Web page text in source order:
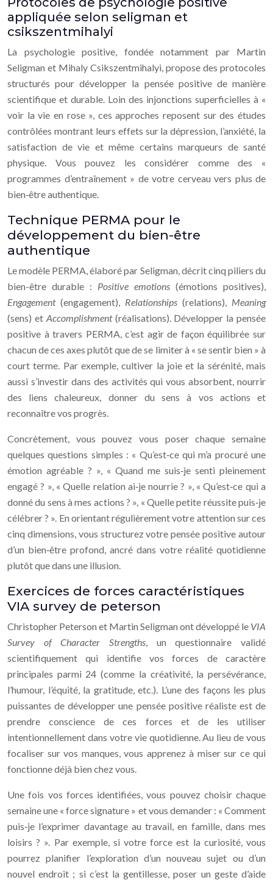
appliquée selon seligman et
csikszentmihalyi
La psychologie positive, fondée notamment par Martin
Seligman et Mihaly Csikszentmihalyi, propose des protocoles
structurés pour développer la pensée positive de manière
scientifique et durable. Loin des injonctions superficielles à «
voir la vie en rose », ces approches reposent sur des études
contrôlées montrant leurs effets sur la dépression, l’anxiété, la
satisfaction de vie et même certains marqueurs de santé
physique. Vous pouvez les considérer comme des «
programmes d’entraînement » de votre cerveau vers plus de
bien‑être authentique.
Technique PERMA pour le
développement du bien-être
authentique
Le modèle PERMA, élaboré par Seligman, décrit cinq piliers du
bien-être durable : Positive emotions (émotions positives),
Engagement(engagement), Relationships (relations), Meaning
(sens) et Accomplishment(réalisations). Développer la pensée
positive à travers PERMA, c’est agir de façon équilibrée sur
chacun de ces axes plutôt que de se limiter à « se sentir bien » à
court terme. Par exemple, cultiver la joie et la sérénité, mais
aussi s’investir dans des activités qui vous absorbent, nourrir
des liens chaleureux, donner du sens à vos actions et
reconnaître vos progrès.
Concrètement, vous pouvez vous poser chaque semaine
quelques questions simples : « Qu’est‑ce qui m’a procuré une
émotion agréable ? », « Quand me suis‑je senti pleinement
engagé ? », « Quelle relation ai‑je nourrie ? », « Qu’est‑ce qui a
donné du sens à mes actions ? », « Quelle petite réussite puis‑je
célébrer ? ». En orientant régulièrement votre attention sur ces
cinq dimensions, vous structurez votre pensée positive autour
d’un bien‑être profond, ancré dans votre réalité quotidienne
plutôt que dans une illusion.
Exercices de forces caractéristiques
VIA survey de peterson
Christopher Peterson et Martin Seligman ont développé le VIA
Survey of Character Strengths, un questionnaire validé
scientifiquement qui identifie vos forces de caractère
principales parmi 24 (comme la créativité, la persévérance,
l’humour, l’équité, la gratitude, etc.). L’une des façons les plus
puissantes de développer une pensée positive réaliste est de
prendre conscience de ces forces et de les utiliser
intentionnellement dans votre vie quotidienne. Au lieu de vous
focaliser sur vos manques, vous apprenez à miser sur ce qui
fonctionne déjà bien chez vous.
Une fois vos forces identifiées, vous pouvez choisir chaque
semaine une « force signature » et vous demander : « Comment
puis‑je l’exprimer davantage au travail, en famille, dans mes
loisirs ? ». Par exemple, si votre force est la curiosité, vous
pourrez planifier l’exploration d’un nouveau sujet ou d’un
nouvel endroit ; si c’est la gentillesse, poser un geste d’aide